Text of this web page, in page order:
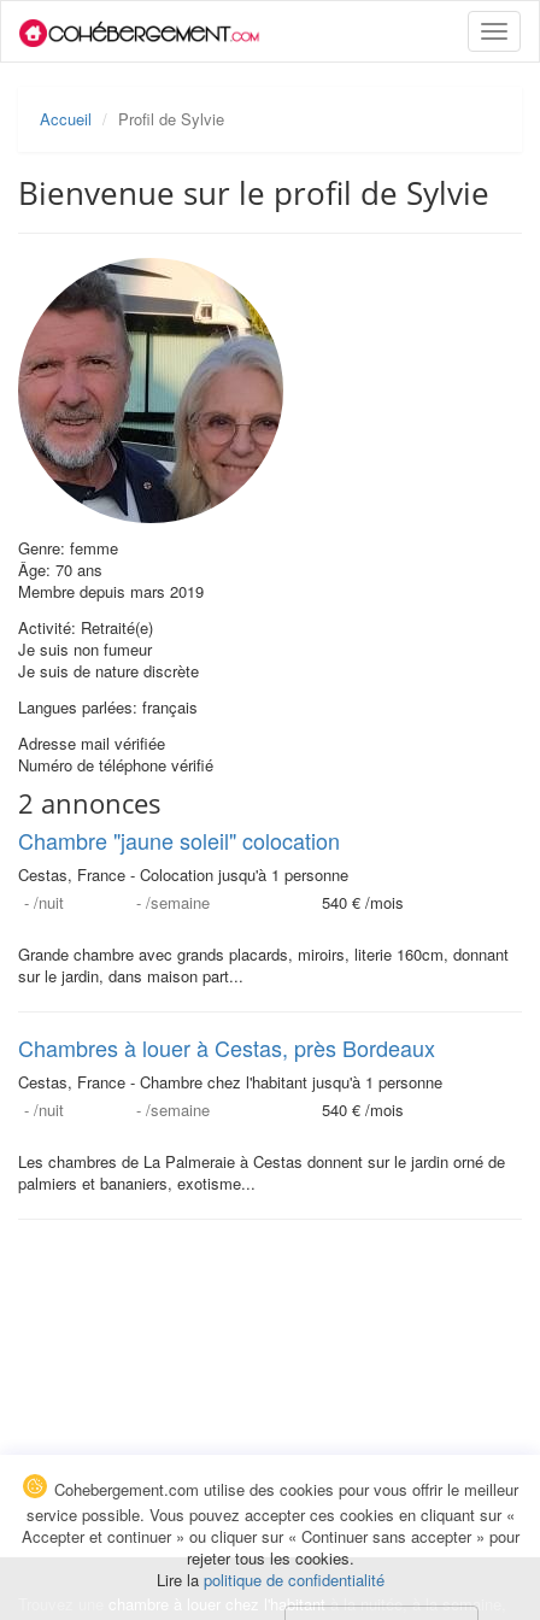
Toggle
Accueil Profil de Sylvie
Bienvenue sur le profil de Sylvie
Genre: femme
Âge: 70 ans
Membre depuis mars 2019
Activité: Retraité(e)
Je suis non fumeur
Je suis de nature discrète
Langues parlées: français
Adresse mail vérifiée
Numéro de téléphone vérifié
2 annonces
Chambre "jaune soleil" colocation
Cestas, France - Colocation jusqu'à 1 personne
- /nuit - /semaine 540 € /mois
Grande chambre avec grands placards, miroirs, literie 160cm, donnant
sur le jardin, dans maison part...
Chambres à louer à Cestas, près Bordeaux
Cestas, France - Chambre chez l'habitant jusqu'à 1 personne
- /nuit - /semaine 540 € /mois
Les chambres de La Palmeraie à Cestas donnent sur le jardin orné de
palmiers et bananiers, exotisme...
chambre à louer chez l'habitantà la nuitée, à la semaine,
Cohebergement.com utilise des cookies pour vous offrir le meilleur
service possible. Vous pouvez accepter ces cookies en cliquant sur «
Accepter et continuer » ou cliquer sur « Continuer sans accepter » pour
rejeter tous les cookies.
Lire la politique de confidentialité